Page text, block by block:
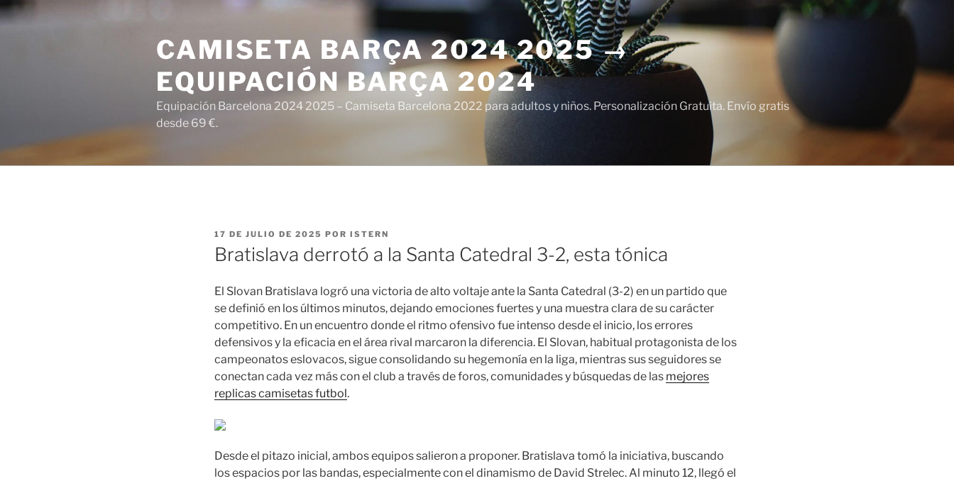
Saltar
al
CAMISETA BARÇA 2024 2025 →
EQUIPACIÓN BARÇA 2024
Equipación Barcelona 2024 2025 – Camiseta Barcelona 2022 para adultos y niños. Personalización Gratuita. Envío gratis
desde 69 €.
PUBLICADO
EL
17 DE JULIO DE 2025 POR ISTERN
Bratislava derrotó a la Santa Catedral 3-2, esta tónica
El Slovan Bratislava logró una victoria de alto voltaje ante la Santa Catedral (3-2) en un partido que
se definió en los últimos minutos, dejando emociones fuertes y una muestra clara de su carácter
competitivo. En un encuentro donde el ritmo ofensivo fue intenso desde el inicio, los errores
defensivos y la eficacia en el área rival marcaron la diferencia. El Slovan, habitual protagonista de los
campeonatos eslovacos, sigue consolidando su hegemonía en la liga, mientras sus seguidores se
conectan cada vez más con el club a través de foros, comunidades y búsquedas de las mejores
replicas camisetas futbol.
Desde el pitazo inicial, ambos equipos salieron a proponer. Bratislava tomó la iniciativa, buscando
los espacios por las bandas, especialmente con el dinamismo de David Strelec. Al minuto 12, llegó el